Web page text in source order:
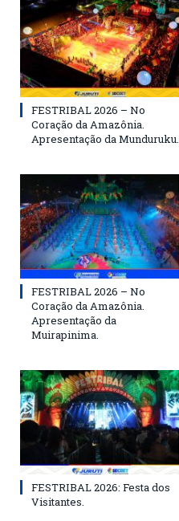
FESTRIBAL 2026 – No
Coração da Amazônia.
Apresentação da Munduruku.
FESTRIBAL 2026 – No
Coração da Amazônia.
Apresentação da
Muirapinima.
FESTRIBAL 2026: Festa dos
Visitantes.